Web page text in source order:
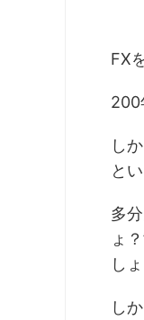
FX
200
し
と
多
ょ
し
し